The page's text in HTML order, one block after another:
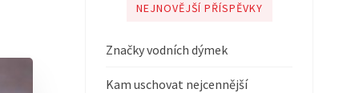
NEJNOVĚJŠÍ PŘÍSPĚVKY
Značky vodních dýmek
Kam uschovat nejcennější